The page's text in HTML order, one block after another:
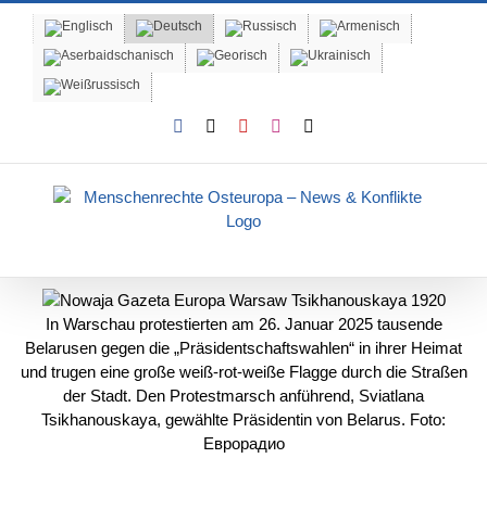
content
Facebook YouTubeInstagram
In Warschau protestierten am 26. Januar 2025 tausende
Belarusen gegen die „Präsidentschaftswahlen“ in ihrer Heimat
und trugen eine große weiß-rot-weiße Flagge durch die Straßen
der Stadt. Den Protestmarsch anführend, Sviatlana
Tsikhanouskaya, gewählte Präsidentin von Belarus. Foto:
Еврорадио